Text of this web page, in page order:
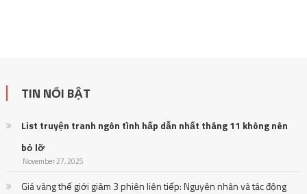
TIN NỔI BẬT
List truyện tranh ngôn tình hấp dẫn nhất tháng 11 không nên
bỏ lỡ
November 27, 2025
Giá vàng thế giới giảm 3 phiên liên tiếp: Nguyên nhân và tác động